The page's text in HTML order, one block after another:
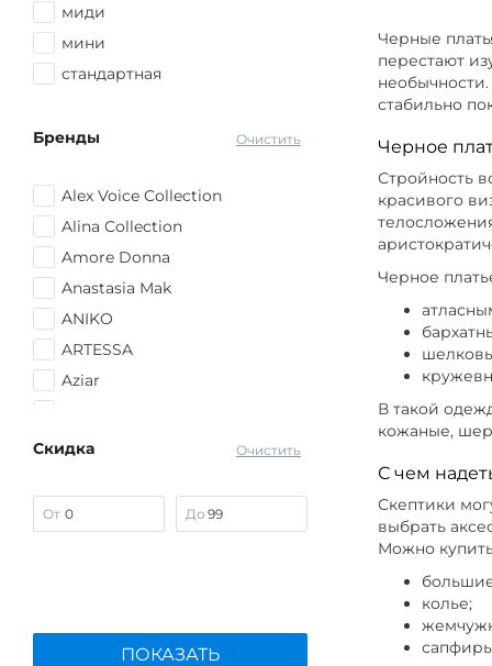
миди
мини
стандартная
Очистить
Бренды
Alex Voice Collection
Alina Collection
Amore Donna
Anastasia Mak
ANIKO
ARTESSA
Aziar
Belezza
Bianka Modeno
Binitra Bini
Edsel Krause
Очистить
Скидка
От До
ПОКАЗАТЬ
Вид
Цвет
Цвет
Цвет
Длина
Цвет
Цвет
Цвет
Цвет
Черные
перестают
стабильно
Черное
Стройность
красивого
Черное
В такой
кожаные,
С чем
Скептики
выбрать
Можно
колье;